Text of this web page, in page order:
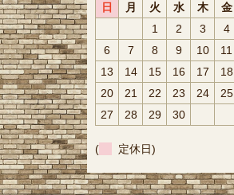
日 月 火 水 木 金
1
2 3 4
6
7 8 9 10 11
13
14 15 16 17 18
20
21 22 23 24 25
27
28 29 30
( 定休日)